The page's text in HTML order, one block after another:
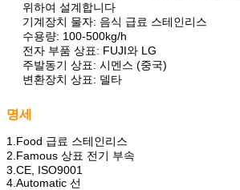
위하여 설계합니다
기계장치 물자: 음식 급료 스테인리스
수용량: 100-500kg/h
전자 부품 상표: FUJI와 LG
주발동기 상표: 시멘스 (중국)
변환장치 상표: 델타
명세
1.Food 급료 스테인리스
2.Famous 상표 전기 부속
3.CE, ISO9001
4.Automatic 선